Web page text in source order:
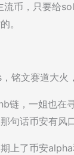
流币，只要给
。
铭文赛道大火
链，一姐也在
句话币安有风
上了币安